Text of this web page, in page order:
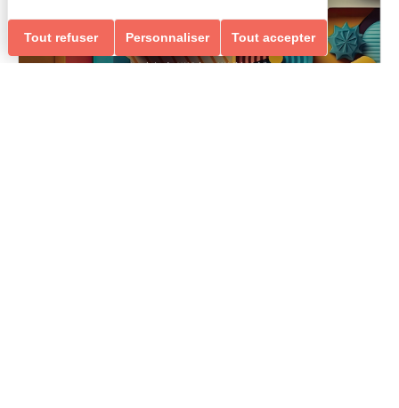
Tout accepter
Tout refuser Personnaliser